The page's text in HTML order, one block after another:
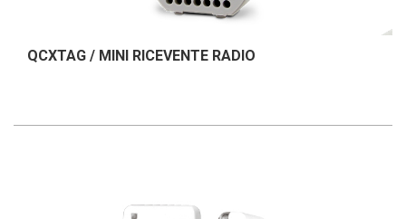
QCXTAG / MINI RICEVENTE RADIO